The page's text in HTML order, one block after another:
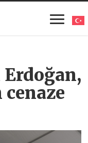
cenaze